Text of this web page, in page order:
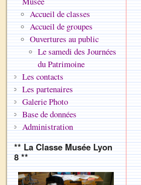
Accueil de classes
Accueil de groupes
Ouvertures au public
Le samedi des Journées
du Patrimoine
Les contacts
Les partenaires
Galerie Photo
Base de données
Administration
** La Classe Musée Lyon
8 **